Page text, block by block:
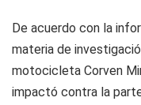
De acuerdo con la
materia de
motocicleta Corven
impactó contra la